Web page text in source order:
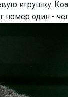
игрушку.
номер один -